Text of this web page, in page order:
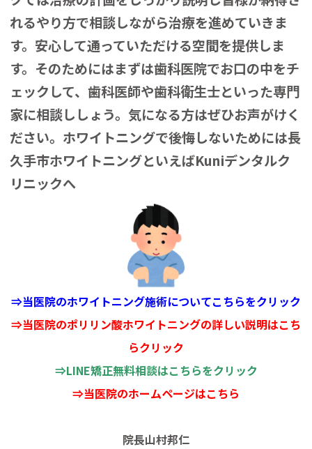
れるやり方で相談しながら治療を進めていきま
す。安心して通っていただける空間を提供しま
す。そのためにはまずは歯科医院でお口の中をチ
ェックして、歯科医師や歯科衛生士といった専門
家に相談ししょう。気になる方はぜひお声がけく
ださい。 ホワイトニングで後悔しないためには長
久手市ホワイトニングといえばKuniデンタルク
リニックへ
⇒当医院のホワイトニング施術についてこちらをクリック
⇒当医院のポリリン酸ホワイトニングの詳しい説明はこち
らクリック
⇒LINE矯正無料相談はこちらをクリック
⇒当医院のホームページはこちら
院長山村邦仁